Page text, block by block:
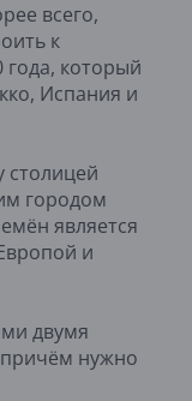
всего,
к
который
Испания и
столицей
городом
является
и
двумя
причём нужно